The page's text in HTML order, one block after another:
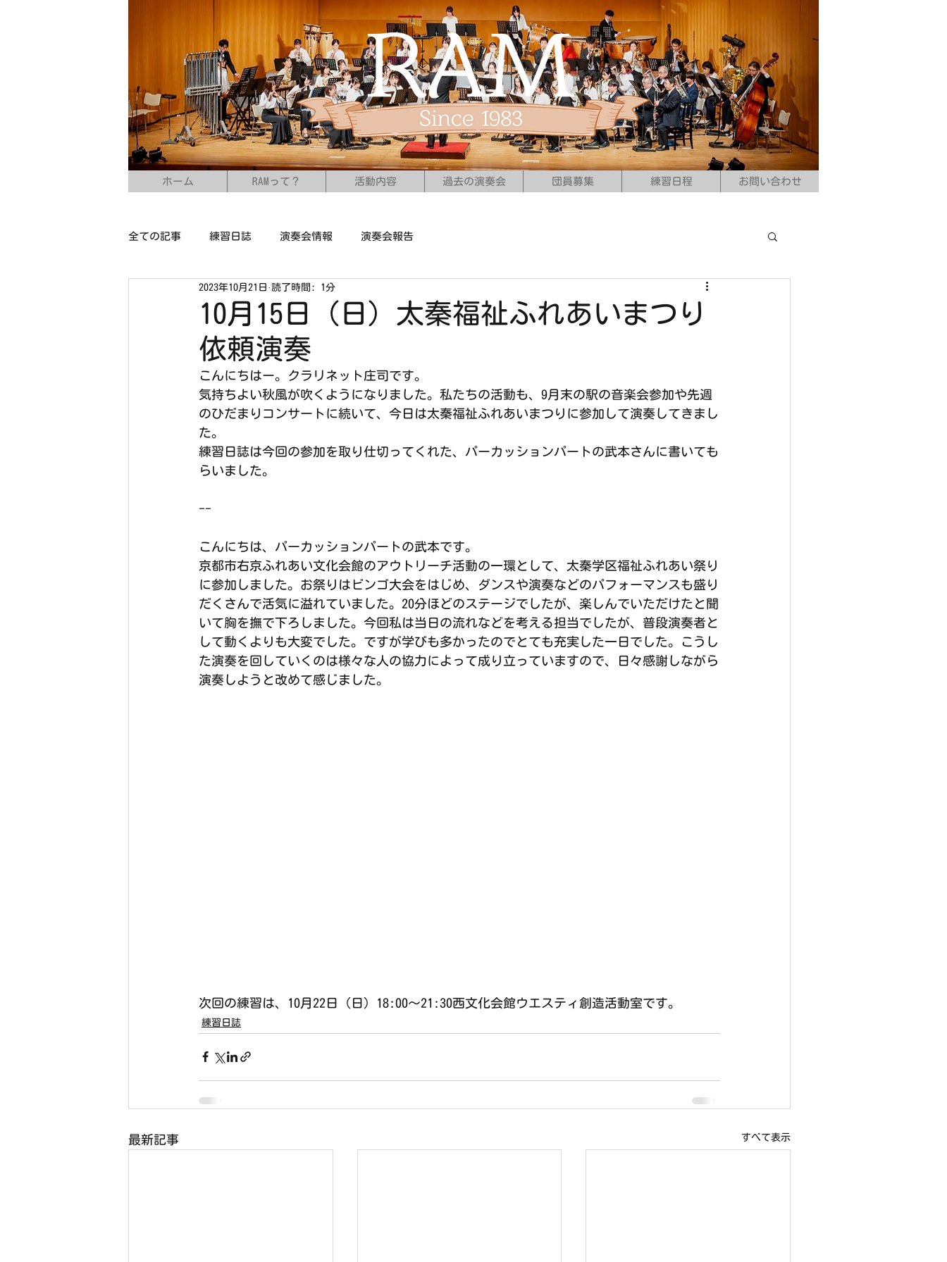
ホーム RAMって？ 活動内容 過去の演奏会 団員募集 練習日程 お問い合わせ
全ての記事 練習日誌 演奏会情報 演奏会報告
10月15日（日）太秦福祉ふれあいまつり
依頼演奏
2023年10月21日 読了時間: 1分
こんにちはー。クラリネット庄司です。
気持ちよい秋風が吹くようになりました。私たちの活動も、9月末の駅の音楽会参加や先週
のひだまりコンサートに続いて、今日は太秦福祉ふれあいまつりに参加して演奏してきまし
た。
練習日誌は今回の参加を取り仕切ってくれた、パーカッションパートの武本さんに書いても
らいました。
--
こんにちは、パーカッションパートの武本です。
京都市右京ふれあい文化会館のアウトリーチ活動の一環として、太秦学区福祉ふれあい祭り
に参加しました。お祭りはビンゴ大会をはじめ、ダンスや演奏などのパフォーマンスも盛り
だくさんで活気に溢れていました。20分ほどのステージでしたが、楽しんでいただけたと聞
いて胸を撫で下ろしました。今回私は当日の流れなどを考える担当でしたが、普段演奏者と
して動くよりも大変でした。ですが学びも多かったのでとても充実した一日でした。こうし
た演奏を回していくのは様々な人の協力によって成り立っていますので、日々感謝しながら
演奏しようと改めて感じました。
次回の練習は、10月22日（日）18:00〜21:30西文化会館ウエスティ創造活動室です。
練習日誌
最新記事 すべて表示